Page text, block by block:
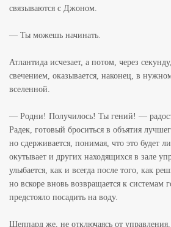
связываются с Джоном.
— Ты можешь начинать.
Атлантида исчезает, а потом, через
свечением, оказывается, наконец, в
вселенной.
— Родни! Получилось! Ты гений! —
Радек, готовый броситься в объятия
но сдерживается, понимая, что это будет
окутывает и других находящихся в зале
улыбается, как и всегда после того, как
но вскоре вновь возвращается к системам
предстояло посадить на воду.
Шеппард же, не отключаясь от управления,